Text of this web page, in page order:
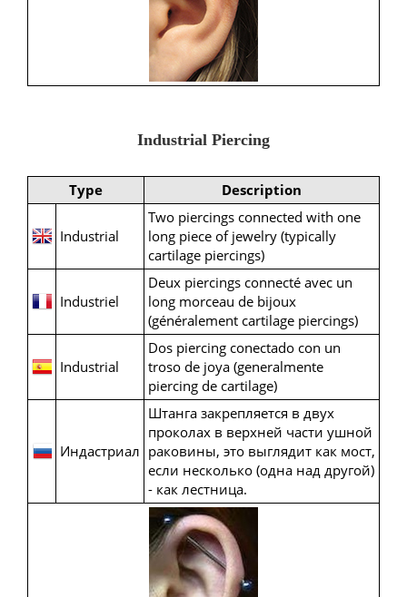
Industrial Piercing
Type Description
Industrial
Two piercings connected with one
long piece of jewelry (typically
cartilage piercings)
Industriel
Deux piercings connecté avec un
long morceau de bijoux
(généralement cartilage piercings)
Industrial
Dos piercing conectado con un
troso de joya (generalmente
piercing de cartilage)
Индастриал
Штанга закрепляется в двух
проколах в верхней части ушной
раковины, это выглядит как мост,
если несколько (одна над другой)
- как лестница.